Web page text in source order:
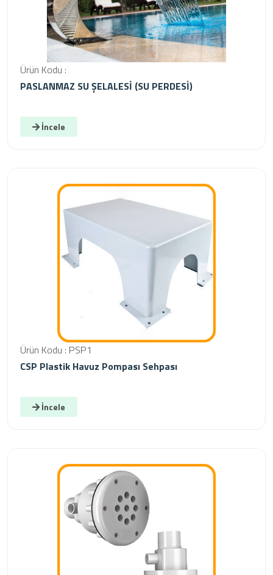
Ürün Kodu :
PASLANMAZ SU ŞELALESİ (SU PERDESİ)
İncele
Ürün Kodu : PSP1
CSP Plastik Havuz Pompası Sehpası
İncele